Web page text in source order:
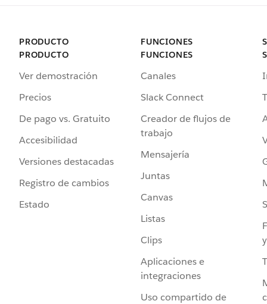
PRODUCTO
PRODUCTO
Ver demostración
Precios
De pago vs. Gratuito
Accesibilidad
Versiones destacadas
Registro de cambios
Estado
FUNCIONES
FUNCIONES
Canales
Slack Connect
Creador de flujos de
trabajo
Mensajería
Juntas
Canvas
Listas
Clips
Aplicaciones e
integraciones
Uso compartido de